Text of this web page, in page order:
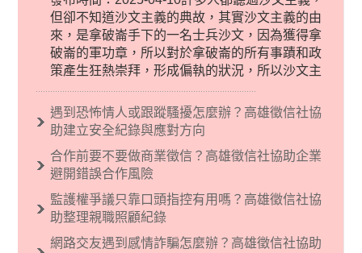
但卻不知道沙文主義的典故，其實沙文主義的由
來，是拿破崙手下的一名士兵沙文，因為獲得拿
破崙的軍功章，所以對於拿破崙的所有事蹟和政
策產生狂熱崇拜，形成偏執的狀況，所以沙文主
義後來就被拿來暗指偏見和歧視，而且有沙文主
義傾向的人，通常對於自己的國家和民族有超強
烈的卓越感，因而瞧不起其他國家的人，所以沙
現了男性沙文…
遇到恐怖情人或跟蹤騷擾怎麼辦？高雄徵信社協
助建立安全紀錄與應對方向
合作前要不要做商業徵信？高雄徵信社協助企業
避開錯誤合作風險
監護權爭議只靠口頭指控有用嗎？高雄徵信社協
助整理親職照顧紀錄
網路交友遇到感情詐騙怎麼辦？高雄徵信社協助